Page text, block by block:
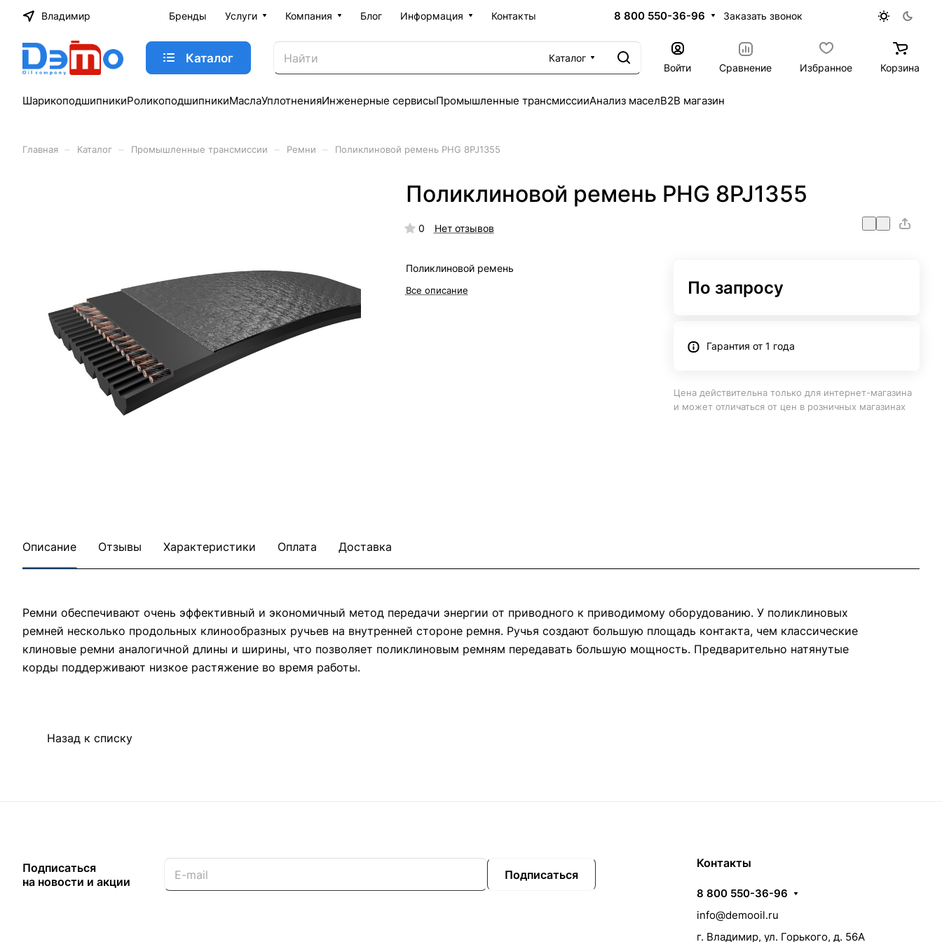
Владимир Бренды Услуги Компания Блог Информация Контакты 8 800 550-36-96 Заказать звонок
Каталог
Каталог
Войти
Сравнение Избранное Корзина
ШарикоподшипникиРоликоподшипникиМаслаУплотненияИнженерные сервисыПромышленные трансмиссииАнализ маселB2B магазин
Главная Каталог Промышленные трансмиссии Ремни Поликлиновой ремень PHG 8PJ1355
Поликлиновой ремень PHG 8PJ1355
0 Нет отзывов
Поликлиновой ремень
Все описание По запросу
Гарантия от 1 года
Цена действительна только для интернет-магазина
и может отличаться от цен в розничных магазинах
Описание Отзывы Характеристики Оплата Доставка
Ремни обеспечивают очень эффективный и экономичный метод передачи энергии от приводного к приводимому оборудованию. У поликлиновых
ремней несколько продольных клинообразных ручьев на внутренней стороне ремня. Ручья создают большую площадь контакта, чем классические
клиновые ремни аналогичной длины и ширины, что позволяет поликлиновым ремням передавать большую мощность. Предварительно натянутые
корды поддерживают низкое растяжение во время работы.
Назад к списку
Подписаться
на новости и акции
Подписаться
Контакты
8 800 550-36-96
info@demooil.ru
г. Владимир, ул. Горького, д. 56А